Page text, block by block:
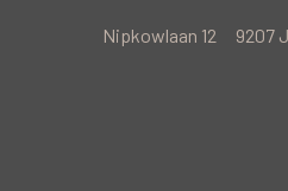
Nipkowlaan 12 9207